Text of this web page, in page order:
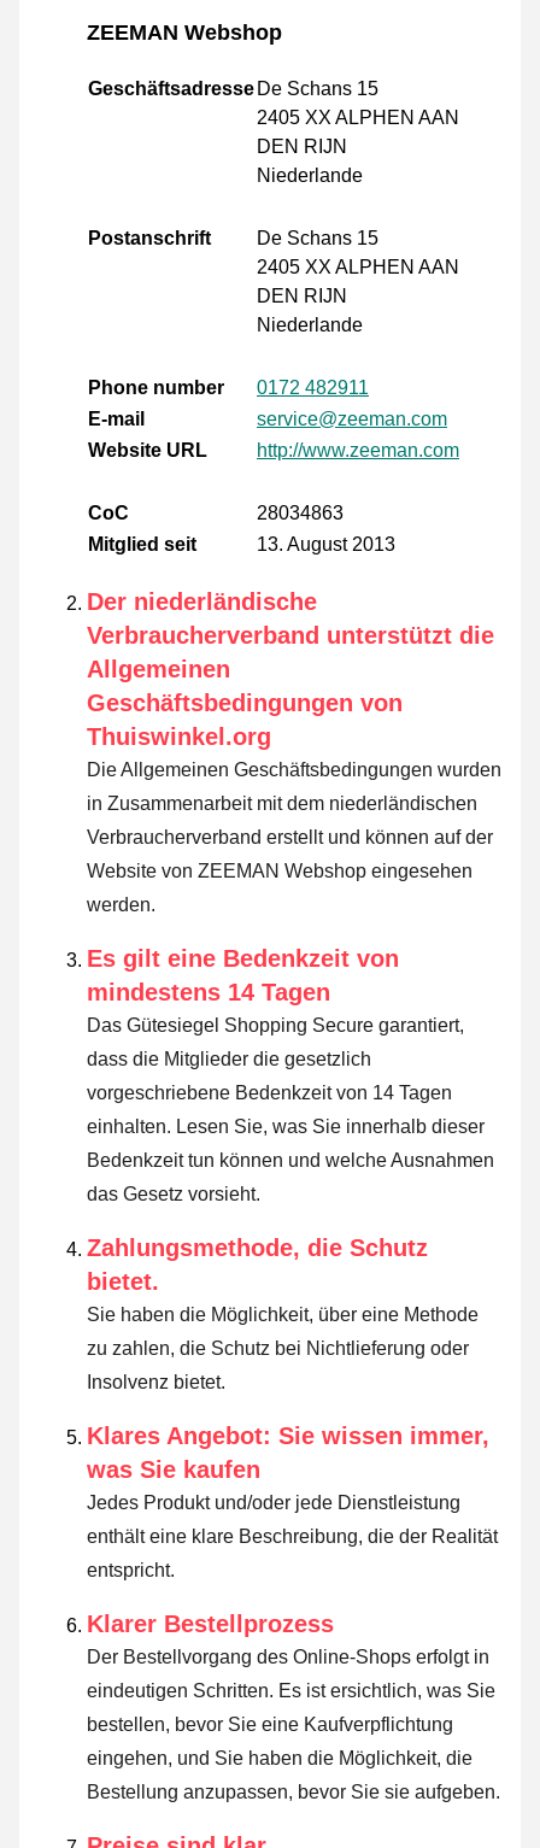
ZEEMAN Webshop
Geschäftsadresse De Schans 15
2405 XX ALPHEN AAN
DEN RIJN
Niederlande
Postanschrift
De Schans 15
2405 XX ALPHEN AAN
DEN RIJN
Niederlande
Phone number
0172 482911
E-mail
service@zeeman.com
Website URL
http://www.zeeman.com
CoC
28034863
Mitglied seit
13. August 2013
Der niederländische
Verbraucherverband unterstützt die
Allgemeinen
Geschäftsbedingungen von
Thuiswinkel.org
Die Allgemeinen Geschäftsbedingungen wurden
in Zusammenarbeit mit dem niederländischen
Verbraucherverband erstellt und können auf der
Website von ZEEMAN Webshop eingesehen
werden.
Es gilt eine Bedenkzeit von
mindestens 14 Tagen
Das Gütesiegel Shopping Secure garantiert,
dass die Mitglieder die gesetzlich
vorgeschriebene Bedenkzeit von 14 Tagen
einhalten. Lesen Sie, was Sie innerhalb dieser
Bedenkzeit tun können und welche Ausnahmen
das Gesetz vorsieht.
Zahlungsmethode, die Schutz
bietet.
Sie haben die Möglichkeit, über eine Methode
zu zahlen, die Schutz bei Nichtlieferung oder
Insolvenz bietet.
Klares Angebot: Sie wissen immer,
was Sie kaufen
Jedes Produkt und/oder jede Dienstleistung
enthält eine klare Beschreibung, die der Realität
entspricht.
Klarer Bestellprozess
Der Bestellvorgang des Online-Shops erfolgt in
eindeutigen Schritten. Es ist ersichtlich, was Sie
bestellen, bevor Sie eine Kaufverpflichtung
eingehen, und Sie haben die Möglichkeit, die
Bestellung anzupassen, bevor Sie sie aufgeben.